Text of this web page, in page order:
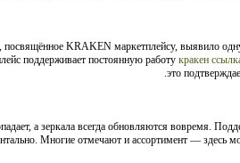
посвящённое KRAKEN маркетплейсу, выявило
поддерживает постоянную работу кракен
это
а зеркала всегда обновляются вовремя.
Многие отмечают и ассортимент — здесь